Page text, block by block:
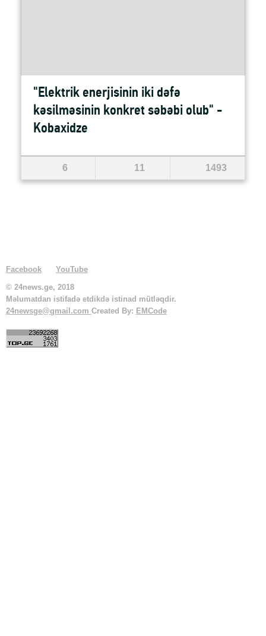
"Elektrik enerjisinin iki dəfə
kəsilməsinin konkret səbəbi olub" -
Kobaxidze
6 11 1493
Facebook YouTube
© 24news.ge, 2018
Məlumatdan istifadə etdikdə istinad mütləqdir.
24newsge@gmail.com Created By: EMCode